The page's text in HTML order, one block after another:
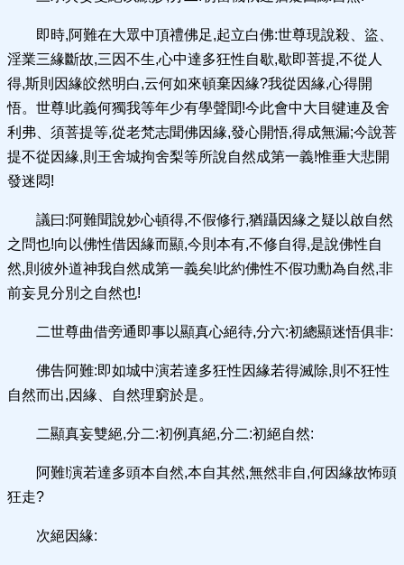
即時,阿難在大眾中頂禮佛足,起立白佛:世尊現說殺、盜、
淫業三緣斷故,三因不生,心中達多狂性自歇,歇即菩提,不從人
得,斯則因緣皎然明白,云何如來頓棄因緣?我從因緣,心得開
悟。世尊!此義何獨我等年少有學聲聞!今此會中大目犍連及舍
利弗、須菩提等,從老梵志聞佛因緣,發心開悟,得成無漏;今說菩
提不從因緣,則王舍城拘舍梨等所說自然成第一義!惟垂大悲開
發迷悶!
議曰:阿難聞說妙心頓得,不假修行,猶躡因緣之疑以啟自然
之問也!向以佛性借因緣而顯,今則本有,不修自得,是說佛性自
然,則彼外道神我自然成第一義矣!此約佛性不假功勳為自然,非
前妄見分別之自然也!
二世尊曲借旁通即事以顯真心絕待,分六:初總顯迷悟俱非:
佛告阿難:即如城中演若達多狂性因緣若得滅除,則不狂性
自然而出,因緣、自然理窮於是。
二顯真妄雙絕,分二:初例真絕,分二:初絕自然:
阿難!演若達多頭本自然,本自其然,無然非自,何因緣故怖頭
狂走?
次絕因緣: